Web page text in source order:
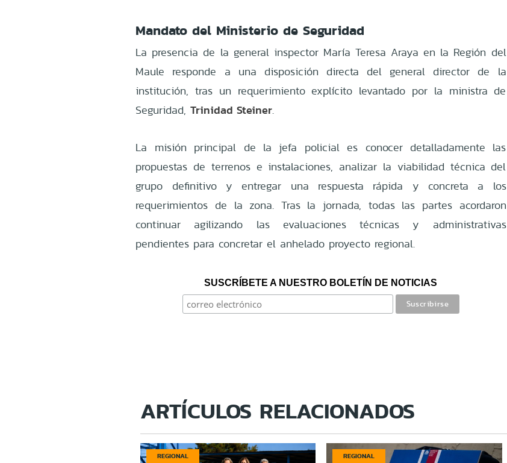
Mandato del Ministerio de Seguridad
La presencia de la general inspector María Teresa Araya en la Región del
Maule responde a una disposición directa del general director de la
institución, tras un requerimiento explícito levantado por la ministra de
Seguridad,Trinidad Steiner.
La misión principal de la jefa policial es conocer detalladamente las
propuestas de terrenos e instalaciones, analizar la viabilidad técnica del
grupo definitivo y entregar una respuesta rápida y concreta a los
requerimientos de la zona. Tras la jornada, todas las partes acordaron
continuar agilizando las evaluaciones técnicas y administrativas
pendientes para concretar el anhelado proyecto regional.
SUSCRÍBETE A NUESTRO BOLETÍN DE NOTICIAS
ARTÍCULOS RELACIONADOS
REGIONAL REGIONAL